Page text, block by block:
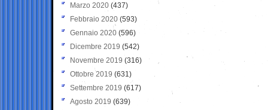
Marzo 2020 (437)
Febbraio 2020 (593)
Gennaio 2020 (596)
Dicembre 2019 (542)
Novembre 2019 (316)
Ottobre 2019 (631)
Settembre 2019 (617)
Agosto 2019 (639)